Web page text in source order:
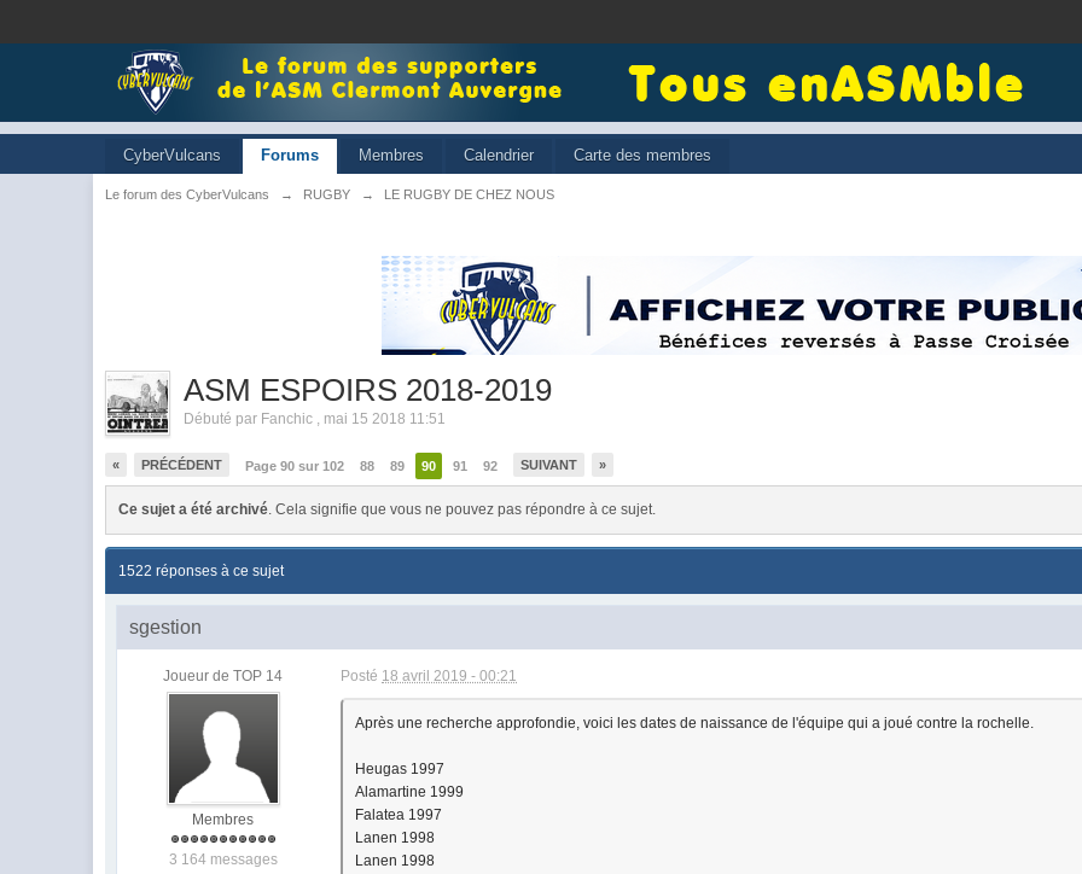
CyberVulcans Forums Membres Calendrier Carte des membres
Le forum des CyberVulcans → RUGBY → LE RUGBY DE CHEZ NOUS
ASM ESPOIRS 2018-2019
Débuté par Fanchic , mai 15 2018 11:51
« PRÉCÉDENT Page 90 sur 102 88 89 90 91 92 SUIVANT »
Ce sujet a été archivé. Cela signifie que vous ne pouvez pas répondre à ce sujet.
1522 réponses à ce sujet
sgestion
Joueur de TOP 14
Membres
3 164 messages
Posté 18 avril 2019 - 00:21
Après une recherche approfondie, voici les dates de naissance de l'équipe qui a joué contre la rochelle.
Heugas 1997
Alamartine 1999
Falatea 1997
Lanen 1998
Lanen 1998